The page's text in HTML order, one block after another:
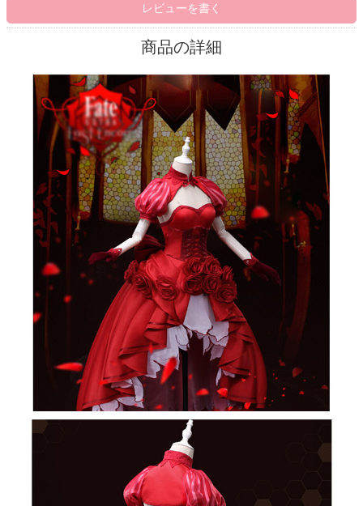
レビューを書く
商品の詳細